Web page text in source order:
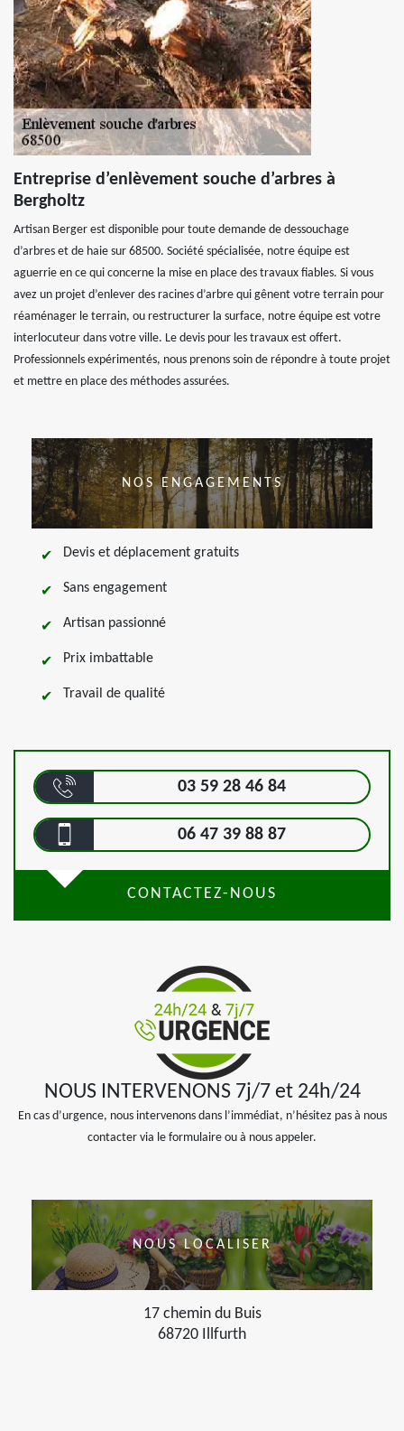
Entreprise d’enlèvement souche d’arbres à
Bergholtz
Artisan Berger est disponible pour toute demande de dessouchage
d’arbres et de haie sur 68500. Société spécialisée, notre équipe est
aguerrie en ce qui concerne la mise en place des travaux fiables. Si vous
avez un projet d’enlever des racines d’arbre qui gênent votre terrain pour
réaménager le terrain, ou restructurer la surface, notre équipe est votre
interlocuteur dans votre ville. Le devis pour les travaux est offert.
Professionnels expérimentés, nous prenons soin de répondre à toute projet
et mettre en place des méthodes assurées.
NOS ENGAGEMENTS
Devis et déplacement gratuits
Sans engagement
Artisan passionné
Prix imbattable
Travail de qualité
03 59 28 46 84
06 47 39 88 87
CONTACTEZ-NOUS
NOUS INTERVENONS 7j/7 et 24h/24
En cas d’urgence, nous intervenons dans l’immédiat, n’hésitez pas à nous
contacter via le formulaire ou à nous appeler.
NOUS LOCALISER
17 chemin du Buis
68720 Illfurth